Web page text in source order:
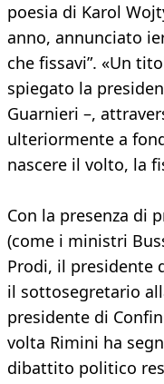
poesia di Karol
anno, annunciato
che fissavi”. «Un
spiegato la
Guarnieri –,
ulteriormente a
nascere il volto, la
Con la presenza di
(come i ministri
Prodi, il presidente
il sottosegretario
presidente di
volta Rimini ha
dibattito politico